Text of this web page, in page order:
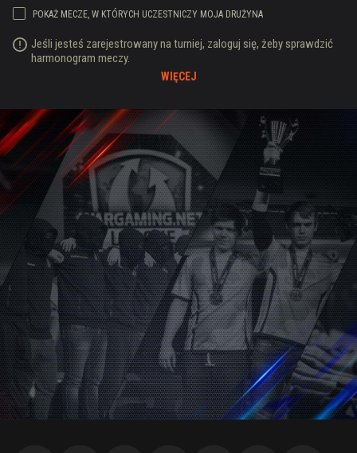
POKAŻ MECZE, W KTÓRYCH UCZESTNICZY MOJA DRUŻYNA
Jeśli jesteś zarejestrowany na turniej, zaloguj się, żeby sprawdzić
harmonogram meczy.
WIĘCEJ